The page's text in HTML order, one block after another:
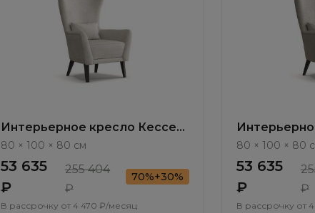
Интерьерное кресло Кессел
/ Kessel ММ115.2
80 × 100 × 80 см
53 635
₽
255 404
₽
70%+30%
В рассрочку от 4 470 ₽/месяц
/ Kessel
80 × 100 × 80
53 635
₽
₽
В рассрочку от